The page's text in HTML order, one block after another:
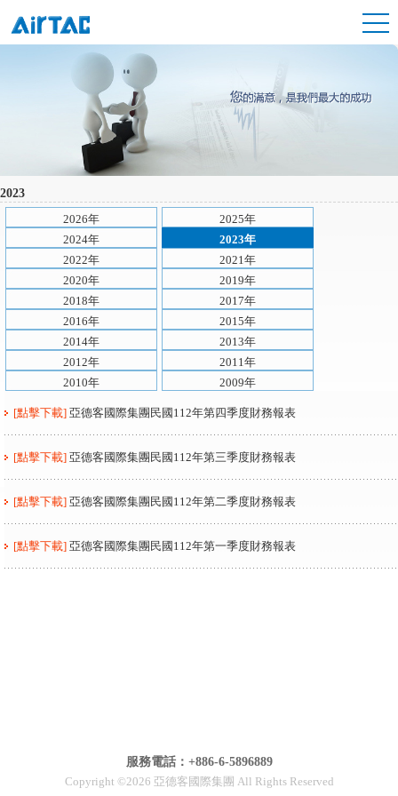
2023
2026年
2025年
2024年
2023年
2022年
2021年
2020年
2019年
2018年
2017年
2016年
2015年
2014年
2013年
2012年
2011年
2010年
2009年
[點擊下載] 亞德客國際集團民國112年第四季度財務報表
[點擊下載] 亞德客國際集團民國112年第三季度財務報表
[點擊下載] 亞德客國際集團民國112年第二季度財務報表
[點擊下載] 亞德客國際集團民國112年第一季度財務報表
服務電話：+886-6-5896889
Copyright ©2026 亞德客國際集團 All Rights Reserved